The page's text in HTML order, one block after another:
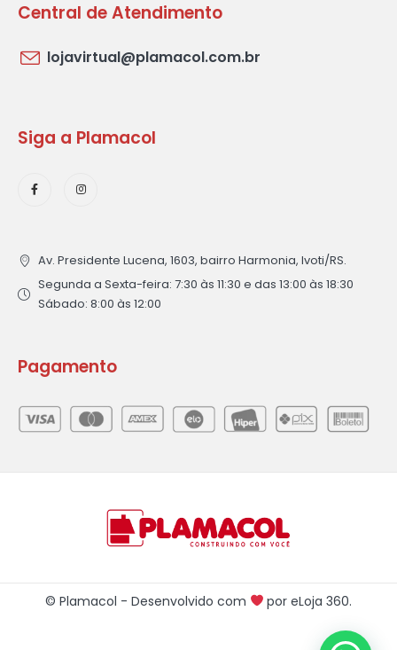
Central de Atendimento
lojavirtual@plamacol.com.br
Siga a Plamacol
Av. Presidente Lucena, 1603, bairro Harmonia, Ivoti/RS.
Segunda a Sexta-feira: 7:30 às 11:30 e das 13:00 às 18:30
Sábado: 8:00 às 12:00
Pagamento
© Plamacol - Desenvolvido com poreLoja 360.